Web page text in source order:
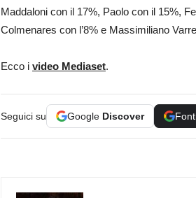
Maddaloni con il 17%, Paolo con il 15%,
Colmenares con l’8% e Massimiliano
Ecco i video Mediaset.
Seguici su Google Discover